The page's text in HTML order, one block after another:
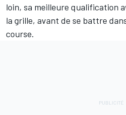
loin, sa meilleure qualification
la grille, avant de se battre
course.